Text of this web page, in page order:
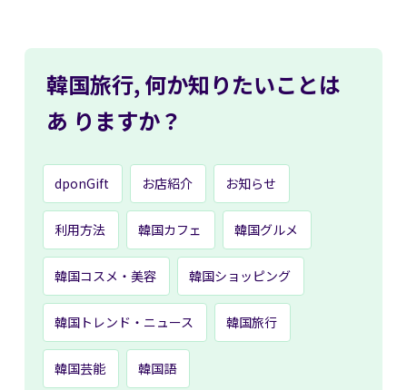
韓国旅行,何か知りたいことは
あ りますか？
dponGift お店紹介 お知らせ
利用方法 韓国カフェ 韓国グルメ
韓国コスメ・美容 韓国ショッピング
韓国トレンド・ニュース 韓国旅行
韓国芸能 韓国語